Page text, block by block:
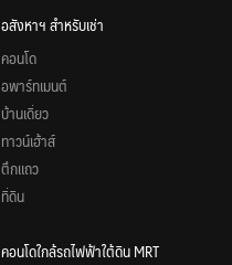
อสังหาฯ สำหรับเช่า
คอนโด
อพาร์ทเมนต์
บ้านเดี่ยว
ทาวน์เฮ้าส์
ตึกแถว
ที่ดิน
คอนโดใกล้รถไฟฟ้าใต้ดิน MRT